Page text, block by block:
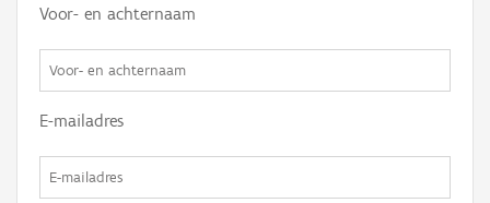
Voor- en achternaam
E-mailadres